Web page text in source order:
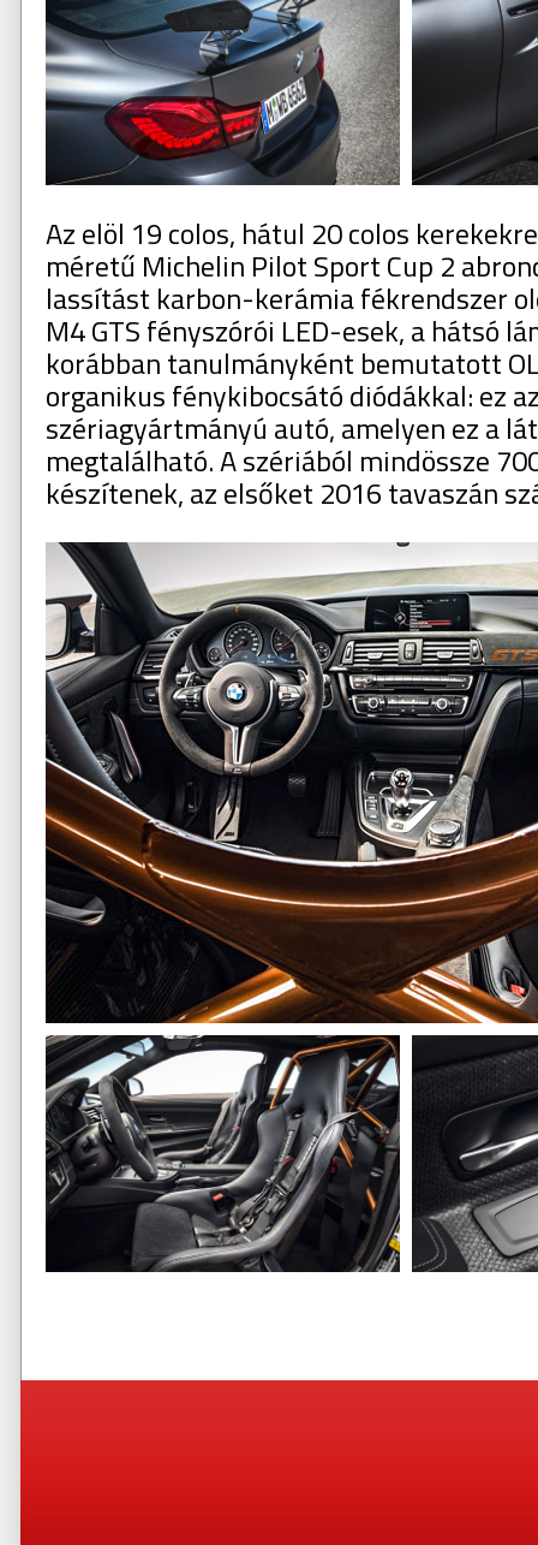
Az elöl 19 colos, hátul 20 colos
méretű Michelin Pilot Sport Cup 2
lassítást karbon-kerámia fékrendszer
M4 GTS fényszórói LED-esek, a hátsó
korábban tanulmányként bemutatott
organikus fénykibocsátó diódákkal: ez
szériagyártmányú autó, amelyen ez a
megtalálható. A szériából mindössze
készítenek, az elsőket 2016 tavaszán